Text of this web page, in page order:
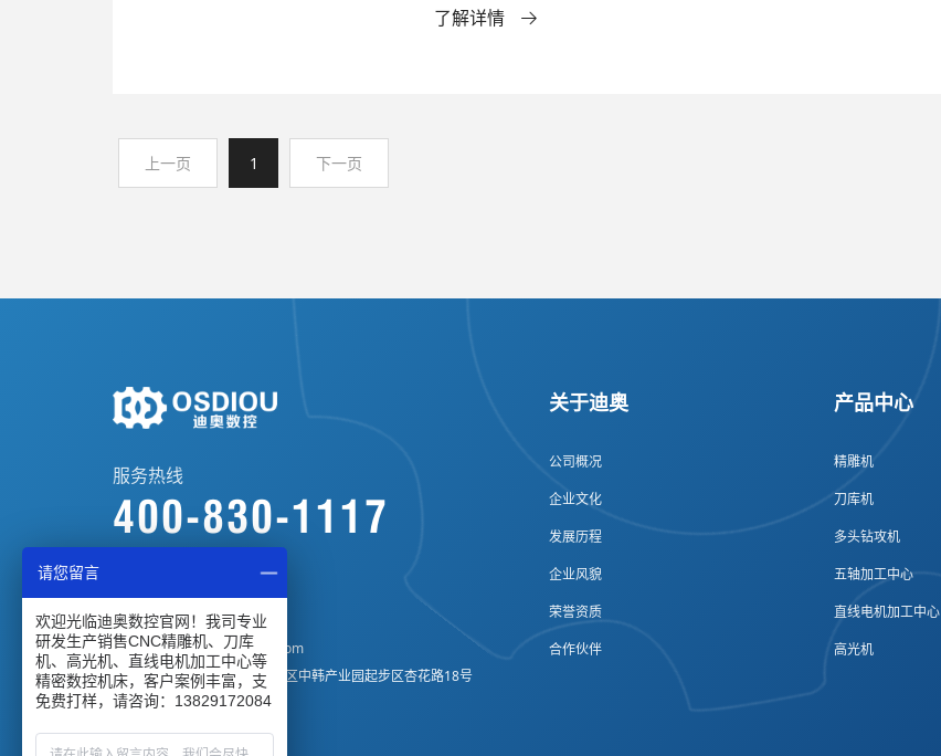
显、批量尺寸不一致、薄壁工件变形等问题，返工耗费大量人工
了解详情
上一页 1 下一页
服务热线
400-830-1117
公司座机：0769-82766709
电子邮箱：di-ao@di-aocnc.com
公司地址：广东省惠州市仲恺区中韩产业园起步区杏花路18号
关于迪奥
公司概况
企业文化
发展历程
企业风貌
荣誉资质
合作伙伴
产品中心
精雕机
刀库机
多头钻攻机
五轴加工中心
直线电机加工中心
高光机
请您留言
欢迎光临迪奥数控官网！我司专业
研发生产销售CNC精雕机、刀库
机、高光机、直线电机加工中心等
精密数控机床，客户案例丰富，支
免费打样，请咨询：13829172084